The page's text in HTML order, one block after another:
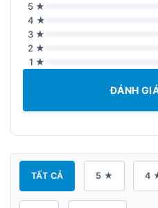
5 ★
4 ★
3 ★
2 ★
1 ★
ĐÁNH
TẤT CẢ 5 ★ 4